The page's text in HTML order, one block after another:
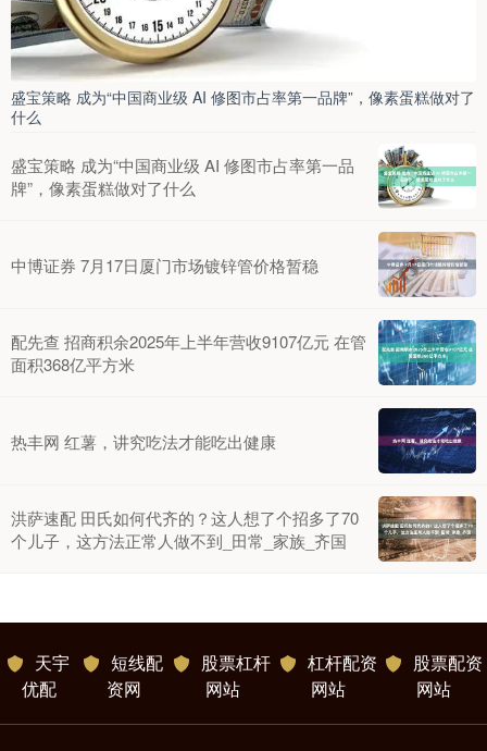
盛宝策略 成为“中国商业级 AI 修图市占率第一品牌”，像素蛋糕做对了
什么
盛宝策略 成为“中国商业级 AI 修图市占率第一品
牌”，像素蛋糕做对了什么
中博证券 7月17日厦门市场镀锌管价格暂稳
配先查 招商积余2025年上半年营收9107亿元 在管
面积368亿平方米
热丰网 红薯，讲究吃法才能吃出健康
洪萨速配 田氏如何代齐的？这人想了个招多了70
个儿子，这方法正常人做不到_田常_家族_齐国
天宇
优配
短线配
资网
股票杠杆
网站
杠杆配资
网站
股票配资
网站